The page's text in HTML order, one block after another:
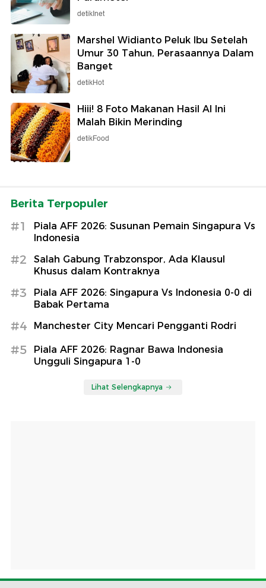
detikInet
Marshel Widianto Peluk Ibu Setelah
Umur 30 Tahun, Perasaannya Dalam
Banget
detikHot
Hiii! 8 Foto Makanan Hasil AI Ini
Malah Bikin Merinding
detikFood
Berita Terpopuler
#1
Piala AFF 2026: Susunan Pemain Singapura Vs
Indonesia
#2
Salah Gabung Trabzonspor, Ada Klausul
Khusus dalam Kontraknya
#3
Piala AFF 2026: Singapura Vs Indonesia 0-0 di
Babak Pertama
#4 Manchester City Mencari Pengganti Rodri
#5
Piala AFF 2026: Ragnar Bawa Indonesia
Ungguli Singapura 1-0
Lihat Selengkapnya